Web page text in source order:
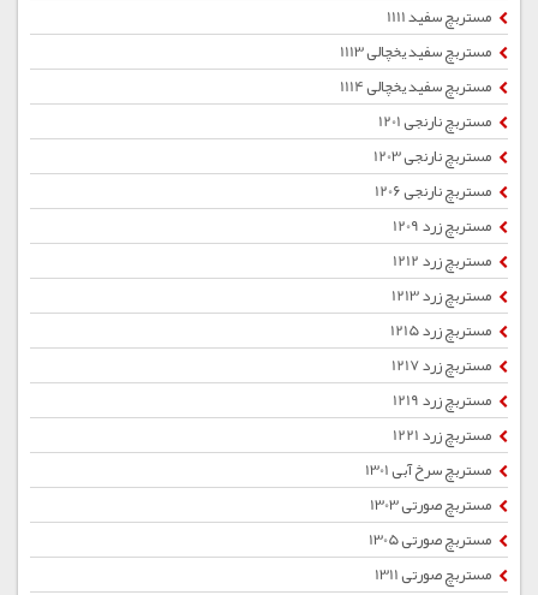
مستربچ سفید 1111
مستربچ سفید یخچالی 1113
مستربچ سفید یخچالی 1114
مستربچ نارنجی 1201
مستربچ نارنجی 1203
مستربچ نارنجی 1206
مستربچ زرد 1209
مستربچ زرد 1212
مستربچ زرد 1213
مستربچ زرد 1215
مستربچ زرد 1217
مستربچ زرد 1219
مستربچ زرد 1221
مستربچ سرخ آبی 1301
مستربچ صورتی 1303
مستربچ صورتی 1305
مستربچ صورتی 1311